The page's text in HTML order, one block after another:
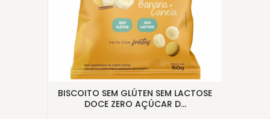
BISCOITO SEM GLÚTEN SEM LACTOSE
DOCE ZERO AÇÚCAR D...